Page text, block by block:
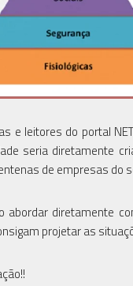
e leitores do portal
seria diretamente
de empresas do
abordar diretamente
projetar as